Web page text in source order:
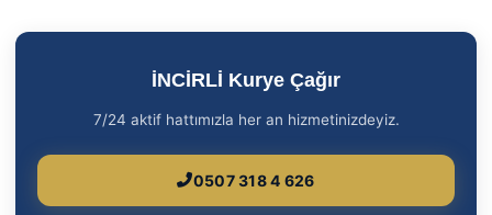
İNCİRLİ Kurye Çağır
7/24 aktif hattımızla her an hizmetinizdeyiz.
0507 318 4 626